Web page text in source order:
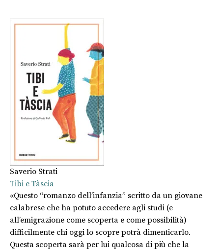
Saverio Strati
Tibi e Tàscia
«Questo “romanzo dell’infanzia” scritto da un giovane
calabrese che ha potuto accedere agli studi (e
all’emigrazione come scoperta e come possibilità)
difficilmente chi oggi lo scopre potrà dimenticarlo.
Questa scoperta sarà per lui qualcosa di più che la